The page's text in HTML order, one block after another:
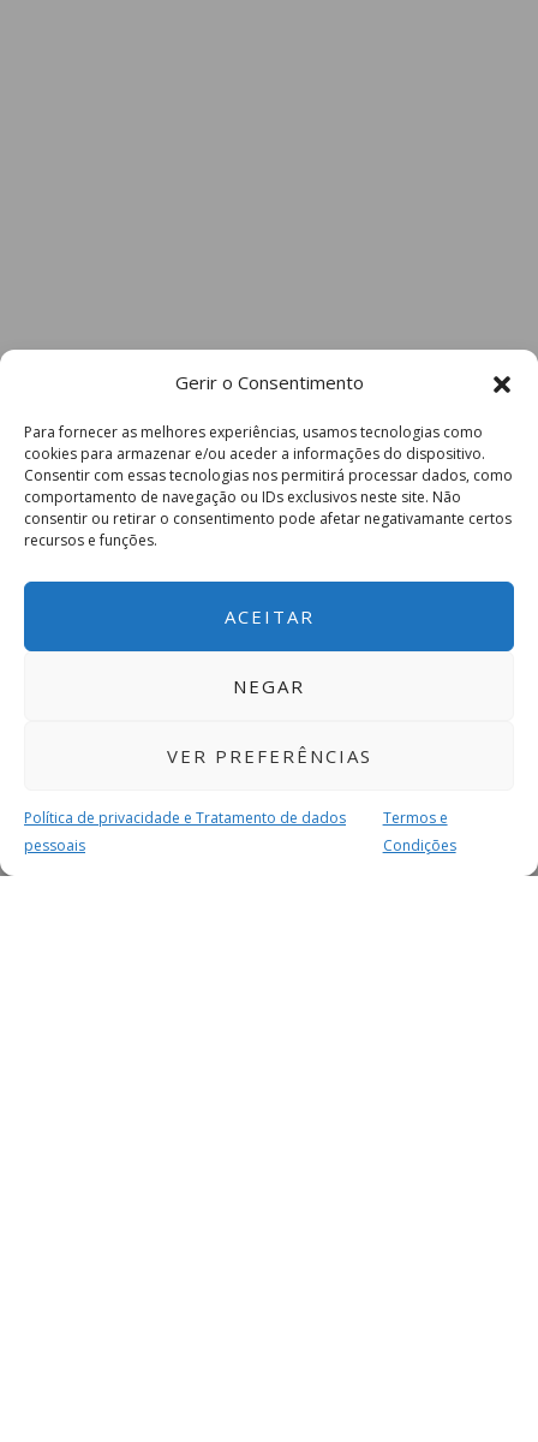
Gerir o Consentimento
Para fornecer as melhores experiências, usamos tecnologias como
cookies para armazenar e/ou aceder a informações do dispositivo.
Consentir com essas tecnologias nos permitirá processar dados, como
comportamento de navegação ou IDs exclusivos neste site. Não
consentir ou retirar o consentimento pode afetar negativamante certos
recursos e funções.
ACEITAR
NEGAR
VER PREFERÊNCIAS
Política de privacidade e Tratamento de dados
pessoais
Termos e
Condições